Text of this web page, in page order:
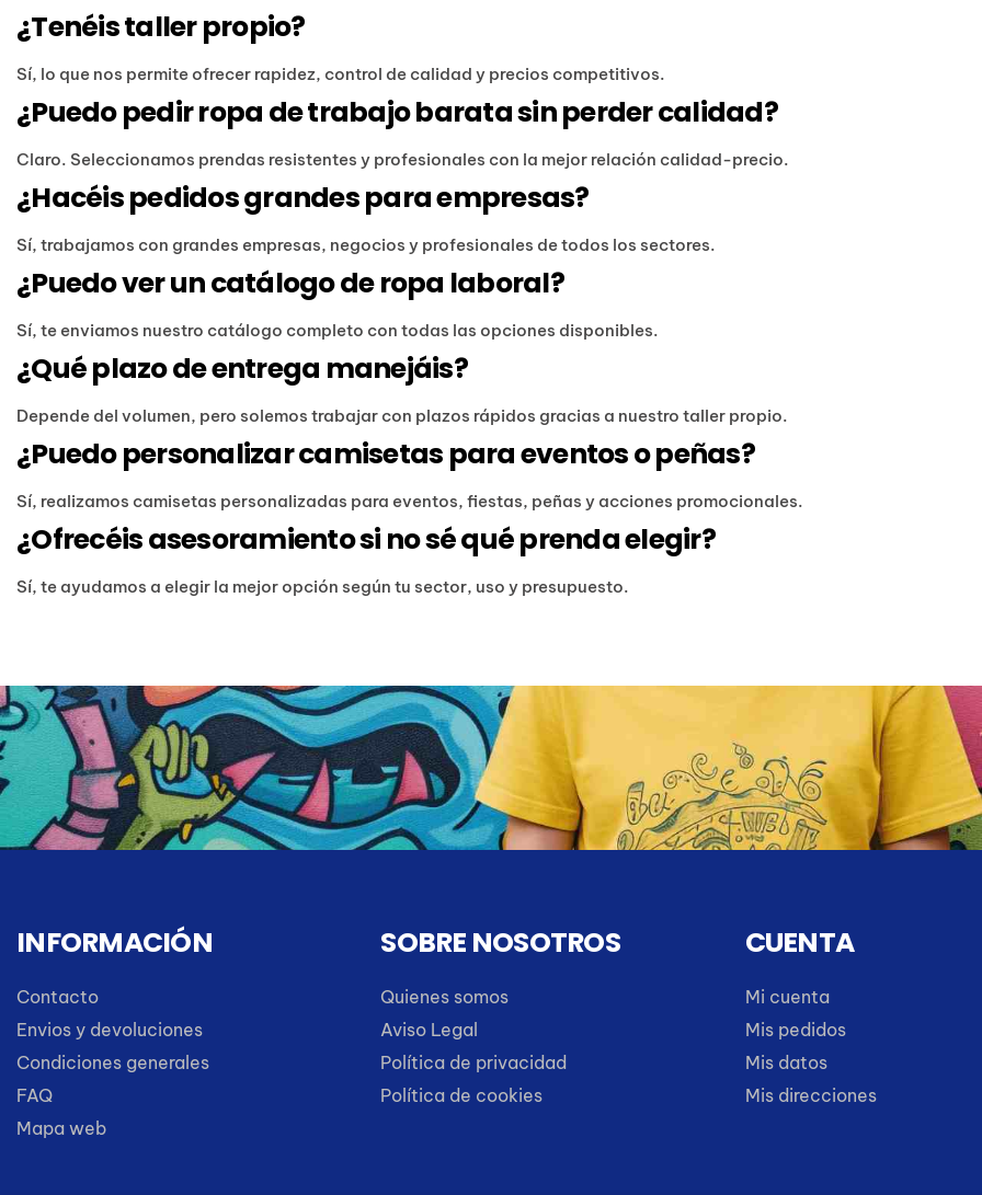
¿Tenéis taller propio?
Sí, lo que nos permite ofrecer rapidez, control de calidad y precios competitivos.
¿Puedo pedir ropa de trabajo barata sin perder calidad?
Claro. Seleccionamos prendas resistentes y profesionales con la mejor relación calidad-precio.
¿Hacéis pedidos grandes para empresas?
Sí, trabajamos con grandes empresas, negocios y profesionales de todos los sectores.
¿Puedo ver un catálogo de ropa laboral?
Sí, te enviamos nuestro catálogo completo con todas las opciones disponibles.
¿Qué plazo de entrega manejáis?
Depende del volumen, pero solemos trabajar con plazos rápidos gracias a nuestro taller propio.
¿Puedo personalizar camisetas para eventos o peñas?
Sí, realizamos camisetas personalizadas para eventos, fiestas, peñas y acciones promocionales.
¿Ofrecéis asesoramiento si no sé qué prenda elegir?
Sí, te ayudamos a elegir la mejor opción según tu sector, uso y presupuesto.
INFORMACIÓN
Contacto
Envios y devoluciones
Condiciones generales
FAQ
Mapa web
SOBRE NOSOTROS
Quienes somos
Aviso Legal
Política de privacidad
Política de cookies
CUENTA
Mi cuenta
Mis pedidos
Mis datos
Mis direcciones